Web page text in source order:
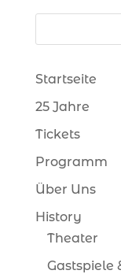
Startseite
25 Jahre
Tickets
Programm
Über Uns
History
Theater
Gastspiele